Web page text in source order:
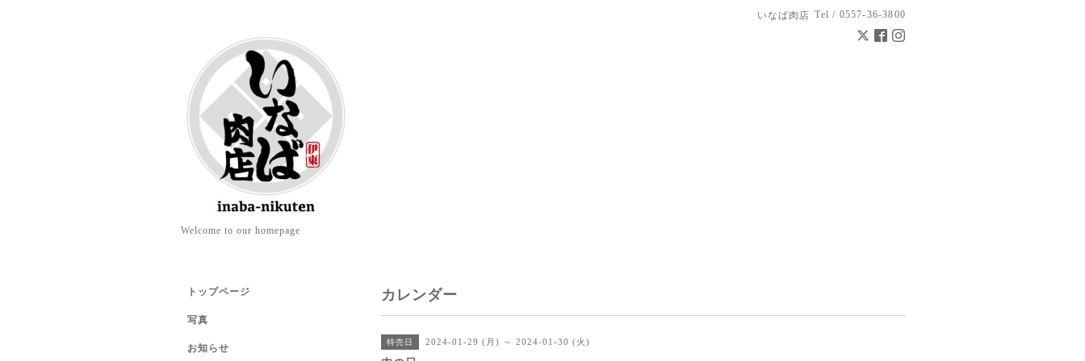
いなば肉店 Tel / 0557-36-3800
Welcome to our homepage
カレンダー
特売日 2024-01-29 (月) ～ 2024-01-30 (火)
トップページ
写真
お知らせ